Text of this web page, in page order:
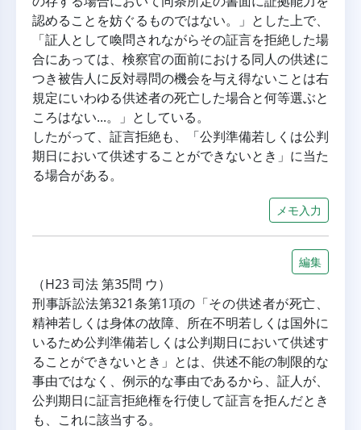
認めることを妨ぐるものではない。」とした上で、
「証人として喚問されながらその証言を拒絶した場
合にあっては、検察官の面前における同人の供述に
つき被告人に反対尋問の機会を与え得ないことは右
規定にいわゆる供述者の死亡した場合と何等選ぶと
ころはない...。」としている。
したがって、証言拒絶も、「公判準備若しくは公判
期日において供述することができないとき」に当た
る場合がある。
メモ入力
編集
（H23 司法 第35問 ウ）
刑事訴訟法第321条第1項の「その供述者が死亡、
精神若しくは身体の故障、所在不明若しくは国外に
いるため公判準備若しくは公判期日において供述す
ることができないとき」とは、供述不能の制限的な
事由ではなく、例示的な事由であるから、証人が、
公判期日に証言拒絶権を行使して証言を拒んだとき
も、これに該当する。